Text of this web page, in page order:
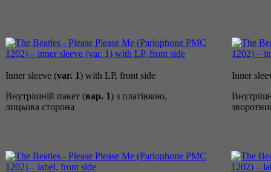
Inner sleeve (var. 1) with LP, front side
Внутрішній пакет (вар. 1) з платівкою,
лицьова сторона
Inner